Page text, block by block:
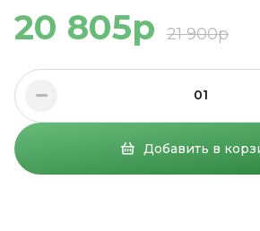
20 805р 21 900р
01
Добавить в